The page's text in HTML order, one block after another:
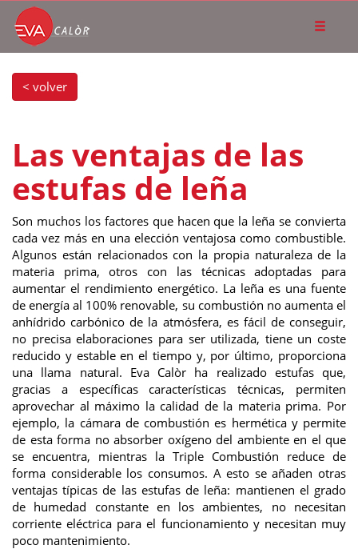
< volver
Las ventajas de las
estufas de leña
Son muchos los factores que hacen que la leña se convierta
cada vez más en una elección ventajosa como combustible.
Algunos están relacionados con la propia naturaleza de la
materia prima, otros con las técnicas adoptadas para
aumentar el rendimiento energético. La leña es una fuente
de energía al 100% renovable, su combustión no aumenta el
anhídrido carbónico de la atmósfera, es fácil de conseguir,
no precisa elaboraciones para ser utilizada, tiene un coste
reducido y estable en el tiempo y, por último, proporciona
una llama natural. Eva Calòr ha realizado estufas que,
gracias a específicas características técnicas, permiten
aprovechar al máximo la calidad de la materia prima. Por
ejemplo, la cámara de combustión es hermética y permite
de esta forma no absorber oxígeno del ambiente en el que
se encuentra, mientras la Triple Combustión reduce de
forma considerable los consumos. A esto se añaden otras
ventajas típicas de las estufas de leña: mantienen el grado
de humedad constante en los ambientes, no necesitan
corriente eléctrica para el funcionamiento y necesitan muy
poco mantenimiento.